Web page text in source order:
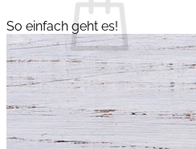
Es befinden sich
Zurück zum Shop
So einfach geht es!